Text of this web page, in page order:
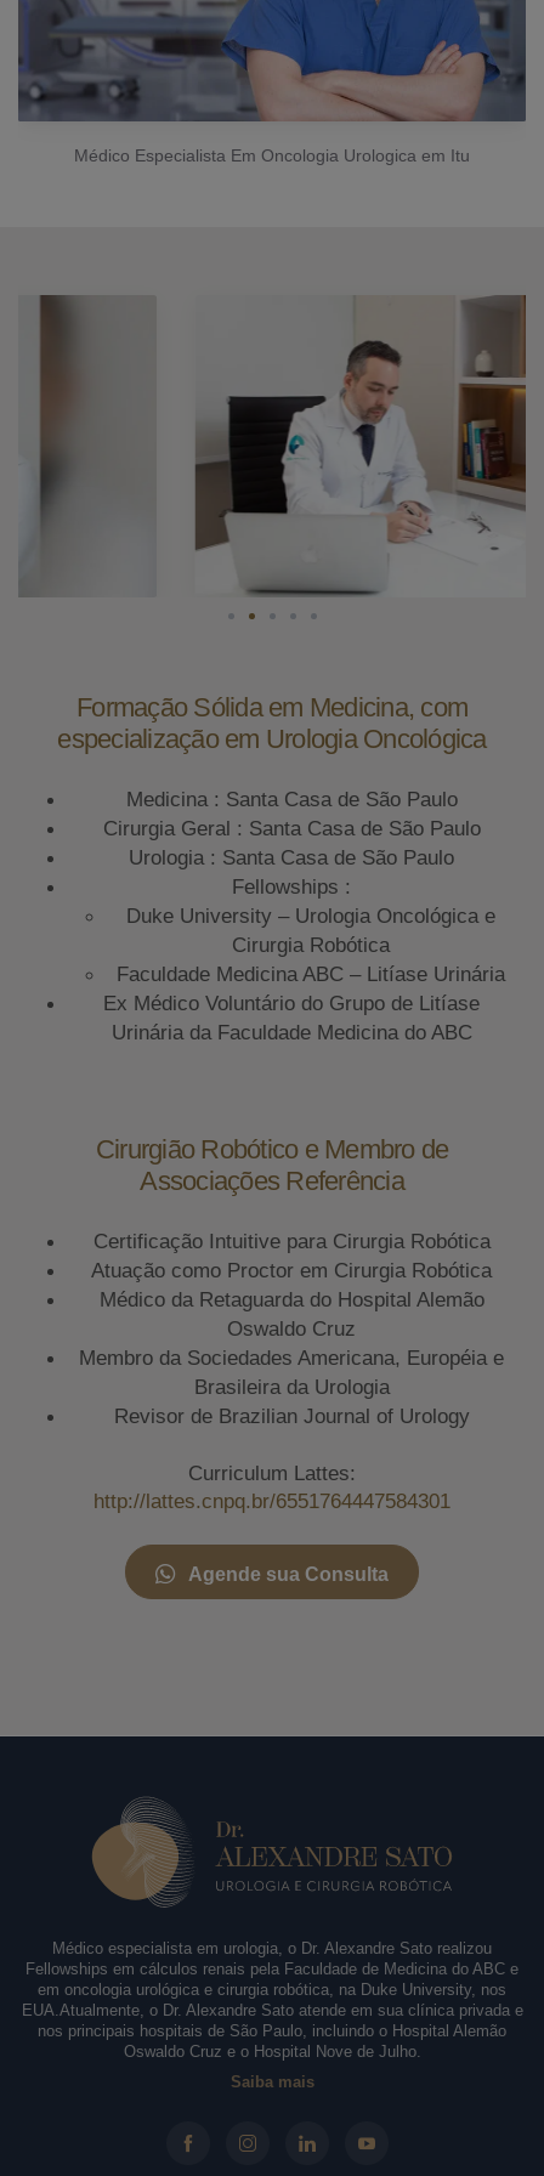
Médico Especialista Em Oncologia Urologica em Itu
Formação Sólida em Medicina, com
especialização em Urologia Oncológica
Medicina : Santa Casa de São Paulo
Cirurgia Geral : Santa Casa de São Paulo
Urologia : Santa Casa de São Paulo
Fellowships :
Duke University – Urologia Oncológica e
Cirurgia Robótica
Faculdade Medicina ABC – Litíase Urinária
Ex Médico Voluntário do Grupo de Litíase
Urinária da Faculdade Medicina do ABC
Cirurgião Robótico e Membro de
Associações Referência
Certificação Intuitive para Cirurgia Robótica
Atuação como Proctor em Cirurgia Robótica
Médico da Retaguarda do Hospital Alemão
Oswaldo Cruz
Membro da Sociedades Americana, Européia e
Brasileira da Urologia
Revisor de Brazilian Journal of Urology
Curriculum Lattes:
http://lattes.cnpq.br/6551764447584301
Agende sua Consulta
Médico especialista em urologia, o Dr. Alexandre Sato realizou
Fellowships em cálculos renais pela Faculdade de Medicina do ABC e
em oncologia urológica e cirurgia robótica, na Duke University, nos
EUA.Atualmente, o Dr. Alexandre Sato atende em sua clínica privada e
nos principais hospitais de São Paulo, incluindo o Hospital Alemão
Oswaldo Cruz e o Hospital Nove de Julho.
Saiba mais